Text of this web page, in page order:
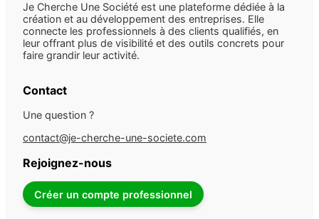
Je Cherche Une Société est une plateforme dédiée à la
création et au développement des entreprises. Elle
connecte les professionnels à des clients qualifiés, en
leur offrant plus de visibilité et des outils concrets pour
faire grandir leur activité.
Contact
Une question ?
contact@je-cherche-une-societe.com
Rejoignez-nous
Créer un compte professionnel